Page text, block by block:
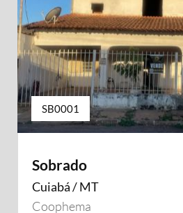
SB0001
Sobrado
Cuiabá / MT
Coophema